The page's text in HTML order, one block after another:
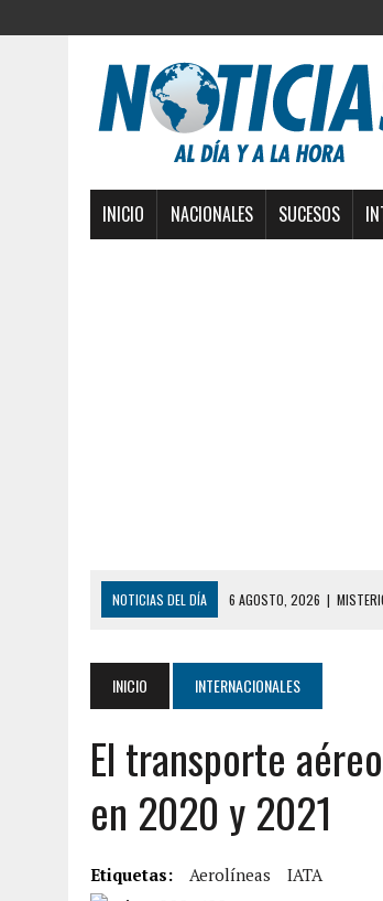
INICIO NACIONALES SUCESOS
NOTICIAS DEL DÍA 6 AGOSTO, 2026 |
5 AGOSTO, 2026 | PRESUNTO BROTE PSICÓTICO
5 AGOSTO, 2026
HORROR EN BARINAS: UN
3 AGOSTO, 2026 |
LA INCREÍBLE FORMA EN LA
EDIFICIO PETUNIA
7 AGOSTO, 2026
INICIO INTERNACIONALES
El transporte
en 2020 y 2021
Etiquetas: Aerolíneas IATA